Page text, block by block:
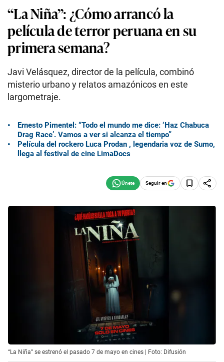
“La Niña”: ¿Cómo arrancó la
película de terror peruana en su
primera semana?
Javi Velásquez, director de la película, combinó
misterio urbano y relatos amazónicos en este
largometraje.
Ernesto Pimentel: “Todo el mundo me dice: ‘Haz Chabuca
Drag Race’. Vamos a ver si alcanza el tiempo”
Película del rockero Luca Prodan , legendaria voz de Sumo,
llega al festival de cine LimaDocs
Seguir en
“La Niña” se estrenó el pasado 7 de mayo en cines | Foto: Difusión